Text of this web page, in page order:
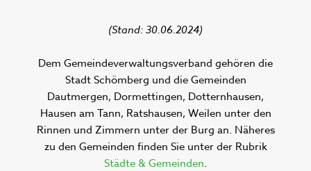
(Stand: 30.06.2024)
Dem Gemeindeverwaltungsverband gehören die
Stadt Schömberg und die Gemeinden
Dautmergen, Dormettingen, Dotternhausen,
Hausen am Tann, Ratshausen, Weilen unter den
Rinnen und Zimmern unter der Burg an. Näheres
zu den Gemeinden finden Sie unter der Rubrik
Städte & Gemeinden.